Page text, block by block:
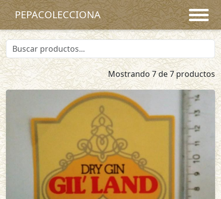
PEPACOLECCIONA
Mostrando 7 de 7 productos